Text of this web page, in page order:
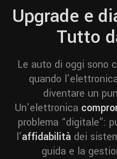
Upgrade e
Tutto
Le auto di oggi sono
quando
diventare un
Un’elettronica
problema “digitale”:
l’affidabilità dei
guida e la